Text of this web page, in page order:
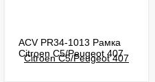
ACV PR34-1013 Рамка
Citroen C5/Peugeot 407
1din